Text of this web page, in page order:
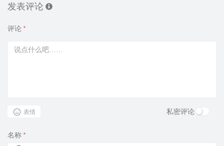
发表评论
评论 *
表情 私密评论
名称 *